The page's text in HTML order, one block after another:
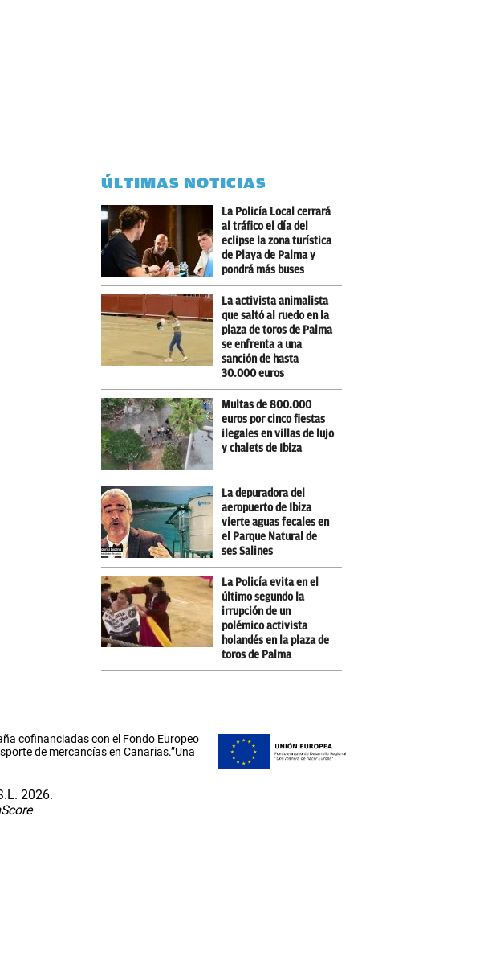
ÚLTIMAS NOTICIAS
La Policía Local cerrará
al tráfico el día del
eclipse la zona turística
de Playa de Palma y
pondrá más buses
La activista animalista
que saltó al ruedo en la
plaza de toros de Palma
se enfrenta a una
sanción de hasta
30.000 euros
Multas de 800.000
euros por cinco fiestas
ilegales en villas de lujo
y chalets de Ibiza
La depuradora del
aeropuerto de Ibiza
vierte aguas fecales en
el Parque Natural de
ses Salines
La Policía evita en el
último segundo la
irrupción de un
polémico activista
holandés en la plaza de
toros de Palma
cofinanciadas con el Fondo Europeo
de mercancías en Canarias.”Una
2026.